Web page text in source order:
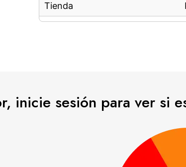
Tienda
inicie sesión para ver si